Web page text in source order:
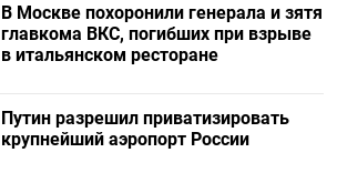
В Москве похоронили генерала и зятя
главкома ВКС, погибших при взрыве
в итальянском ресторане
Путин разрешил приватизировать
крупнейший аэропорт России